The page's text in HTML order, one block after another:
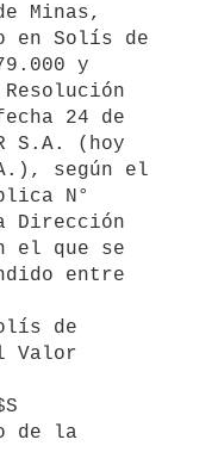
Minas,
en Solís de
y
24 de
S.A. (hoy
según el
N°
Dirección
el que se
entre
de
Valor
de la